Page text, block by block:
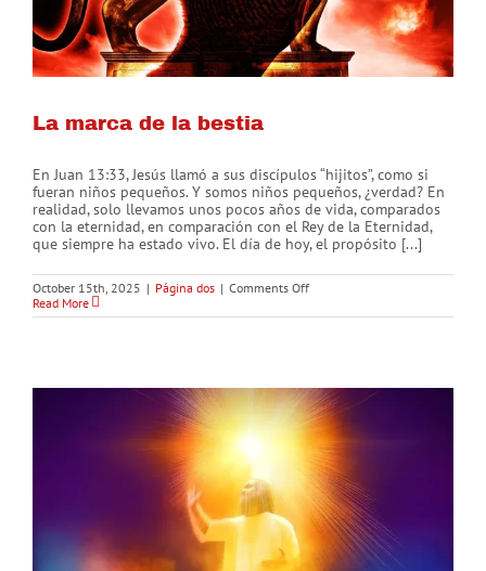
La marca de la bestia
En Juan 13:33, Jesús llamó a sus discípulos “hijitos”, como si
fueran niños pequeños. Y somos niños pequeños, ¿verdad? En
realidad, solo llevamos unos pocos años de vida, comparados
con la eternidad, en comparación con el Rey de la Eternidad,
que siempre ha estado vivo. El día de hoy, el propósito [...]
October 15th, 2025 | Página dos | Comments Offon
marca
Read More